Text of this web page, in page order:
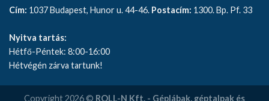
Cím: 1037 Budapest, Hunor u. 44-46. Postacím: 1300. Bp. Pf. 33
Nyitva tartás:
Hétfő-Péntek: 8:00-16:00
Hétvégén zárva tartunk!
Copyright 2026 © ROLL-N Kft. - Géplábak, géptalpak és